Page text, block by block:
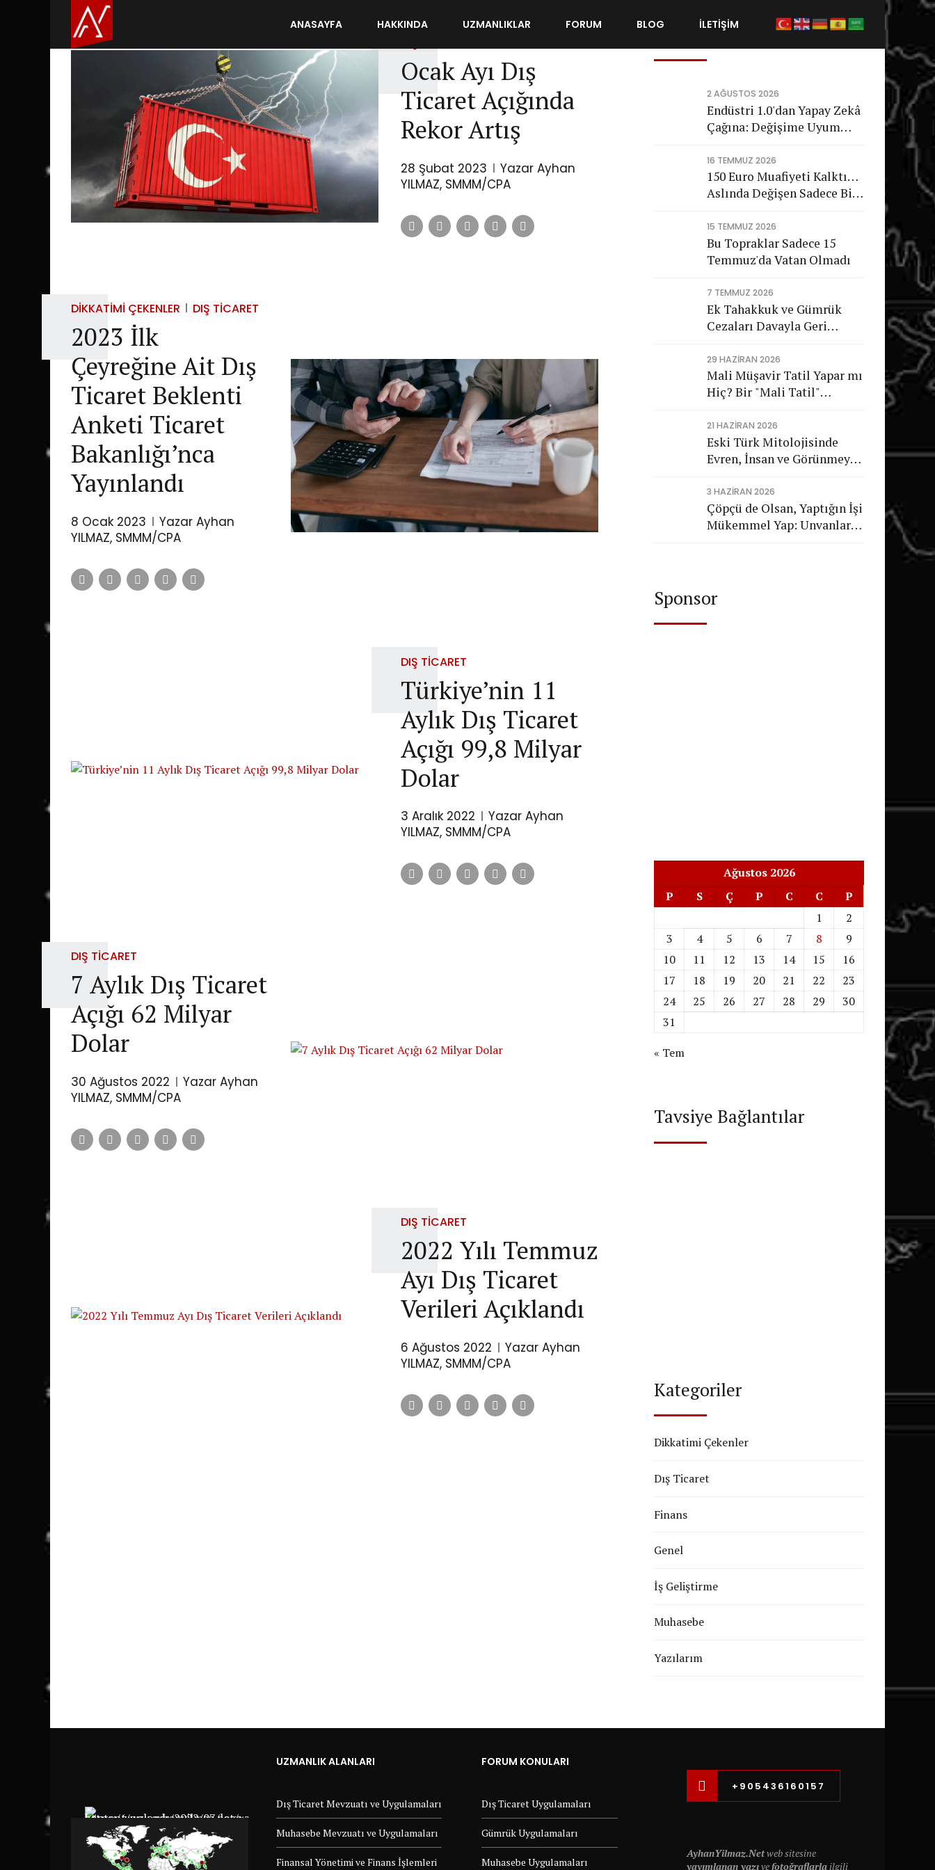
ANASAYFA HAKKINDA UZMANLIKLAR FORUM BLOG İLETİŞİM
Ocak Ayı Dış
Ticaret Açığında
Rekor Artış
28 Şubat 2023
Yazar Ayhan
YILMAZ, SMMM/CPA
DIKKATIMI ÇEKENLER DIŞ TICARET
2023 İlk
Çeyreğine Ait Dış
Ticaret Beklenti
Anketi Ticaret
Bakanlığı’nca
Yayınlandı
8 Ocak 2023
Yazar Ayhan
YILMAZ, SMMM/CPA
DIŞ TICARET
Türkiye’nin 11
Aylık Dış Ticaret
Açığı 99,8 Milyar
Dolar
3 Aralık 2022
Yazar Ayhan
YILMAZ, SMMM/CPA
DIŞ TICARET
7 Aylık Dış Ticaret
Açığı 62 Milyar
Dolar
30 Ağustos 2022
Yazar Ayhan
YILMAZ, SMMM/CPA
DIŞ TICARET
2022 Yılı Temmuz
Ayı Dış Ticaret
Verileri Açıklandı
6 Ağustos 2022
Yazar Ayhan
YILMAZ, SMMM/CPA
Son Gönderiler
2 AĞUSTOS 2026
Endüstri 1.0'dan Yapay Zekâ
Çağına: Değişime Uyum
Nasıl Bir Gelecek Bekliyor?
16 TEMMUZ 2026
150 Euro Muafiyeti Kalktı…
Aslında Değişen Sadece Bir
15 TEMMUZ 2026
Bu Topraklar Sadece 15
Temmuz'da Vatan Olmadı
7 TEMMUZ 2026
Ek Tahakkuk ve Gümrük
Cezaları Davayla Geri
İşlemlerin Kamuya
Görünmeyen Maliyeti
29 HAZIRAN 2026
Mali Müşavir Tatil Yapar mı
Hiç? Bir "Mali Tatil"
21 HAZIRAN 2026
Eski Türk Mitolojisinde
Evren, İnsan ve Görünmeyen
3 HAZIRAN 2026
Çöpçü de Olsan, Yaptığın İşi
Mükemmel Yap: Unvanların
Sponsor
Ağustos 2026
P
S Ç P C C
P
1
2
3
4 5 6 7 8
9
10
11 12 13 14 15
16
17
18 19 20 21 22
23
24
25 26 27 28 29
30
31
« Tem
Tavsiye Bağlantılar
Kategoriler
Dikkatimi Çekenler
Dış Ticaret
Finans
Genel
İş Geliştirme
Muhasebe
Yazılarım
UZMANLIK ALANLARI
Dış Ticaret Mevzuatı ve Uygulamaları
Muhasebe Mevzuatı ve Uygulamaları
Finansal Yönetimi ve Finans İşlemleri
FORUM KONULARI
Dış Ticaret Uygulamaları
Gümrük Uygulamaları
Muhasebe Uygulamaları
+905436160157
AyhanYilmaz.Netweb sitesine
yayımlanan yazıvefotoğraflarla ilgili